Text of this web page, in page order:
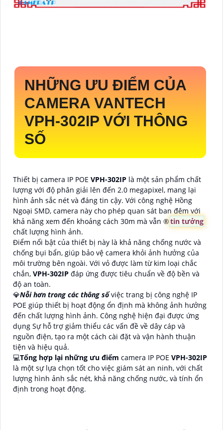
NHỮNG ƯU ĐIỂM CỦA
CAMERA VANTECH
VPH-302IP VỚI THÔNG
SỐ
Thiết bị camera IP POE VPH-302IP là một sản phẩm chất
lượng với độ phân giải lên đến 2.0 megapixel, mang lại
hình ảnh sắc nét và đáng tin cậy. Với công nghệ Hồng
Ngoại SMD, camera này cho phép quan sát ban đêm với
khả năng xem đến khoảng cách 30m mà vẫn ®️tin tưởng
chất lượng hình ảnh.
Điểm nổi bật của thiết bị này là khả năng chống nước và
chống bụi bẩn, giúp bảo vệ camera khỏi ảnh hưởng của
môi trường bên ngoài. Với vỏ được làm từ kim loại chắc
chắn, VPH-302IP đáp ứng được tiêu chuẩn về độ bền và
độ an toàn.
💎Nỗi hơn trong các thông sốviệc trang bị công nghệ IP
POE giúp thiết bị hoạt động ổn định mà không ảnh hưởng
đến chất lượng hình ảnh. Công nghệ hiện đại được ứng
dụng Sự hỗ trợ giảm thiểu các vấn đề về dây cáp và
nguồn điện, tạo ra một cách cài đặt và vận hành thuận
tiện và hiệu quả.
💻Tổng hợp lại những ưu điểm camera IP POE VPH-302IP
là một sự lựa chọn tốt cho việc giám sát an ninh, với chất
lượng hình ảnh sắc nét, khả năng chống nước, và tính ổn
định trong hoạt động.